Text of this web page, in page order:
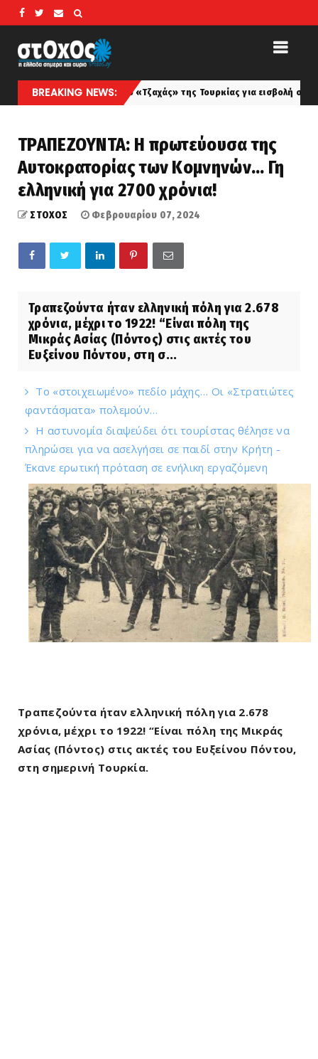
BREAKING NEWS:
Το σχέδιο «Τζαχάς» της Τουρκίας για εισβολή στην Ελλάδα...
ΤΡΑΠΕΖΟΥΝΤΑ: Η πρωτεύουσα της
Αυτοκρατορίας των Κομνηνών... Γη
ελληνική για 2700 χρόνια!
ΣΤΟΧΟΣ Φεβρουαρίου 07, 2024
Τραπεζούντα ήταν ελληνική πόλη για 2.678
χρόνια, μέχρι το 1922! “Είναι πόλη της
Μικράς Ασίας (Πόντος) στις ακτές του
Ευξείνου Πόντου, στη σ...
Το «στοιχειωμένο» πεδίο μάχης… Οι «Στρατιώτες
φαντάσματα» πολεμούν…
Η αστυνομία διαψεύδει ότι τουρίστας θέλησε να
πληρώσει για να ασελγήσει σε παιδί στην Κρήτη -
Έκανε ερωτική πρόταση σε ενήλικη εργαζόμενη
Τραπεζούντα ήταν ελληνική πόλη για 2.678
χρόνια, μέχρι το 1922! “Είναι πόλη της Μικράς
Ασίας (Πόντος) στις ακτές του Ευξείνου Πόντου,
στη σημερινή Τουρκία.